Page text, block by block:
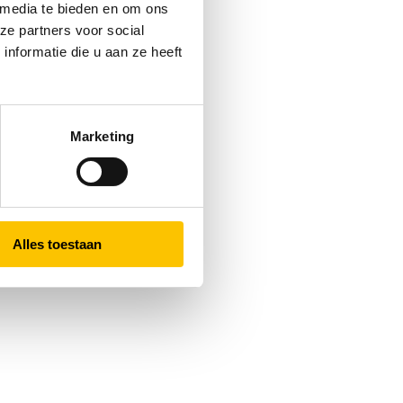
te bieden en om ons
partners voor social
die u aan ze heeft
Marketing
Alles toestaan